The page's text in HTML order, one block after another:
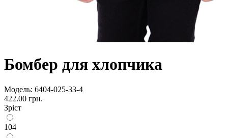
Бомбер для хлопчика
Модель: 6404-025-33-4
422.00 грн.
Зріст
104